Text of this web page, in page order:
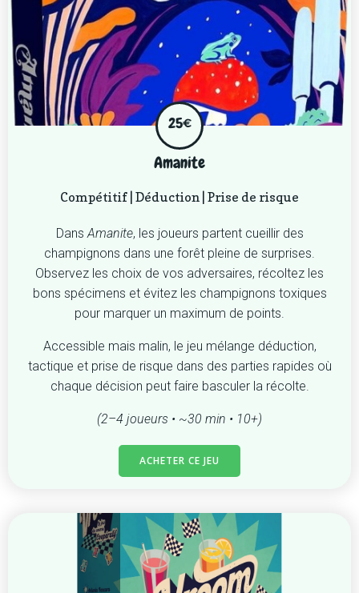
25€
Amanite
Compétitif | Déduction | Prise de risque
DansAmanite, les joueurs partent cueillir des
champignons dans une forêt pleine de surprises.
Observez les choix de vos adversaires, récoltez les
bons spécimens et évitez les champignons toxiques
pour marquer un maximum de points.
Accessible mais malin, le jeu mélange déduction,
tactique et prise de risque dans des parties rapides où
chaque décision peut faire basculer la récolte.
(2–4 joueurs • ~30 min • 10+)
ACHETER CE JEU